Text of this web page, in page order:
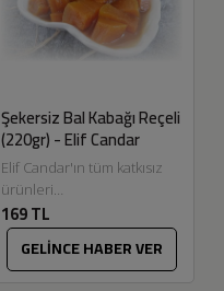
Şekersiz Bal Kabağı Reçeli
(220gr) - Elif Candar
Elif Candar'ın tüm katkısız
ürünleri
Eskitadında.com'da.
Şekersiz reçellerimizde ve
marmelatlarımızda
kullandığımız elma pektinini,
169 TL
GELİNCE HABER VER